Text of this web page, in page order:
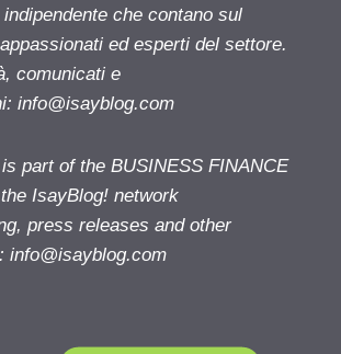
che contano sul
ed esperti del settore.
comunicati e
info@isayblog.com
is part of the BUSINESS FINANCE
IsayBlog! network
press releases and other
info@isayblog.com